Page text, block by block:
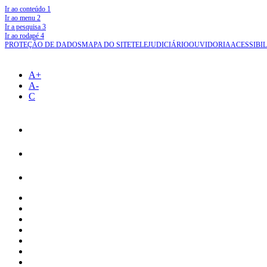
Ir ao conteúdo 1
Ir ao menu 2
Ir a pesquisa 3
Ir ao rodapé 4
PROTEÇÃO DE DADOSMAPA DO SITETELEJUDICIÁRIOOUVIDORIA
A+
A-
C